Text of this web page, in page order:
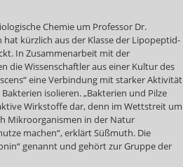
Chemie um Professor Dr.
kürzlich aus der Klasse der Lipopeptid-
In Zusammenarbeit mit der
die Wissenschaftler aus einer Kultur des
eine Verbindung mit starker Aktivität
isolieren. „Bakterien und Pilze
Wirkstoffe dar, denn im Wettstreit um
Mikroorganismen in der Natur
machen“, erklärt Süßmuth. Die
genannt und gehört zur Gruppe der